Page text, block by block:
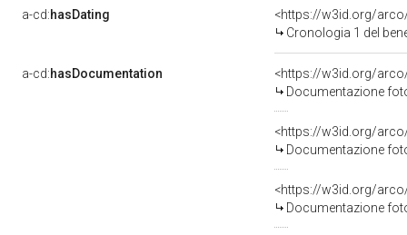
a-cd:hasDating
<https://w3id.org/
Cronologia 1 del
a-cd:hasDocumentation
Documentazione
Documentazione
Documentazione